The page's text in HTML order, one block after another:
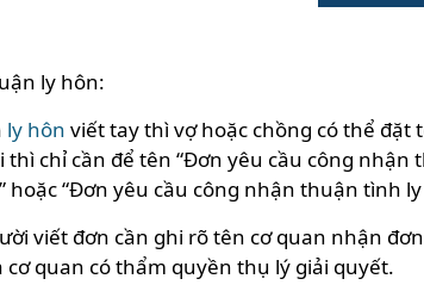
ly hôn:
ly hôn viết tay thì vợ hoặc chồng có thể
thì chỉ cần để tên “Đơn yêu cầu công
hoặc “Đơn yêu cầu công nhận thuận tình
viết đơn cần ghi rõ tên cơ quan nhận
quan có thẩm quyền thụ lý giải quyết.